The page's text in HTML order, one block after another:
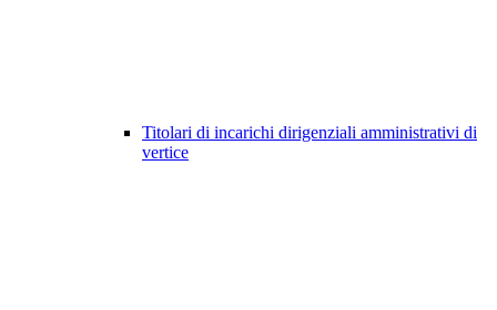
Titolari di incarichi dirigenziali amministrativi di
vertice